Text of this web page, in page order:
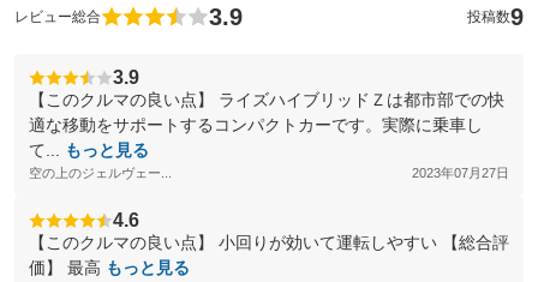
レビュー総合 3.9 投稿数9
3.9
【このクルマの良い点】 ライズハイブリッドＺは都市部での快
適な移動をサポートするコンパクトカーです。実際に乗車し
て...
もっと見る
空の上のジェルヴェー... 2023年07月27日
4.6
【このクルマの良い点】 小回りが効いて運転しやすい 【総合評
価】 最高 もっと見る